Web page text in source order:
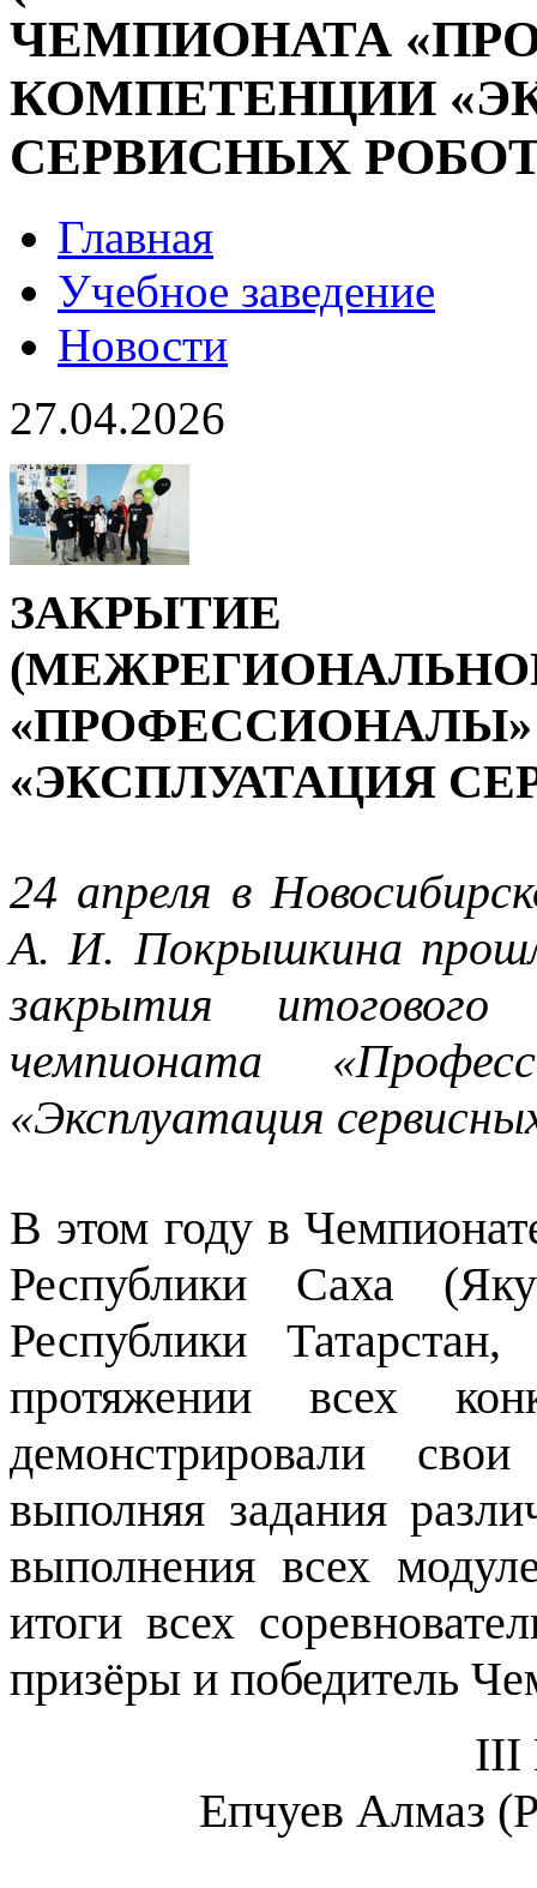
ЧЕМПИОНАТА
КОМПЕТЕНЦИИ
СЕРВИСНЫХ
Главная
Учебное заведение
Новости
27.04.2026
«ЭКСПЛУАТАЦИЯ
24 апреля в
А. И. Покрышкина
закрытия итогового
чемпионата
«Эксплуатация
В этом году в
Республики Саха
Республики
протяжении всех
демонстрировали
выполняя задания
выполнения всех
итоги всех
призёры и победитель
III
Епчуев Алмаз